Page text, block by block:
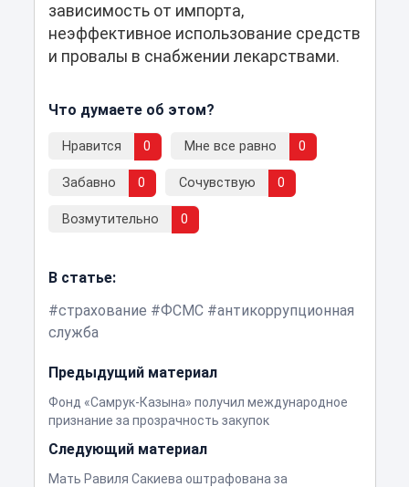
зависимость от импорта,
неэффективное использование средств
и провалы в снабжении лекарствами.
Что думаете об этом?
Нравится 0 Мне все равно 0
Забавно 0 Сочувствую 0
Возмутительно 0
В статье:
страхование
ФСМС
антикоррупционная
служба
Предыдущий материал
Фонд «Самрук-Казына» получил международное
признание за прозрачность закупок
Следующий материал
Мать Равиля Сакиева оштрафована за